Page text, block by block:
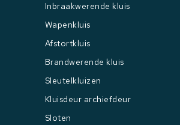
Inbraakwerende kluis
Wapenkluis
Afstortkluis
Brandwerende kluis
Sleutelkluizen
Kluisdeur archiefdeur
Sloten